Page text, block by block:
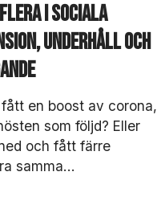
i sociala
underhåll och
en boost av corona,
som följd? Eller
och fått färre
samma…